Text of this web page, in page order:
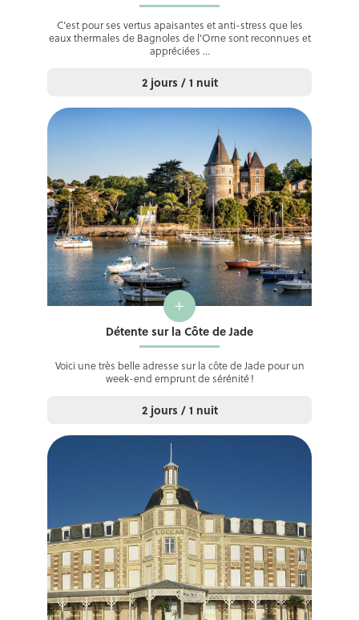
C’est pour ses vertus apaisantes et anti-stress que les
eaux thermales de Bagnoles de l’Orne sont reconnues et
appréciées …
2 jours / 1 nuit
+
Détente sur la Côte de Jade
Voici une très belle adresse sur la côte de Jade pour un
week-end emprunt de sérénité !
2 jours / 1 nuit